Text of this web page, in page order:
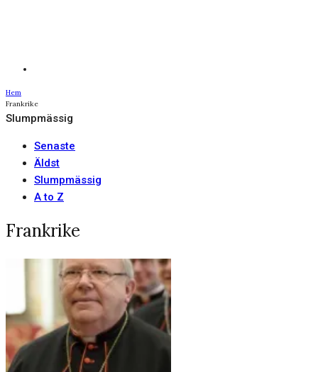
Hem
Frankrike
Slumpmässig
Senaste
Äldst
Slumpmässig
A to Z
Frankrike